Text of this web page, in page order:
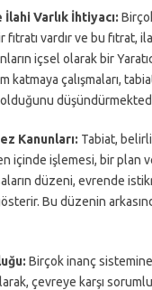
İlahi Varlık İhtiyacı:
fıtratı vardır ve bu fıtrat,
içsel olarak bir
çalışmaları,
Kanunları: Tabiat,
içinde işlemesi, bir plan
düzeni, evrende
Bu düzenin
Birçok inanç
çevreye karşı